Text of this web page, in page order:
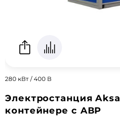
280 кВт / 400 В
Электростанция
контейнере с АВР